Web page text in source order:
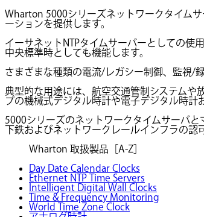
Wharton 5000シリーズネットワークタイム
ーションを提供します。
イーサネットNTPタイムサーバーとしての使
中央標準時としても機能します。
さまざまな種類の電流/レガシー制御、監視/
典型的な用途には、航空交通管制システムや
プの機械式デジタル時計や電子デジタル時計
5000シリーズのネットワークタイムサーバ
下鉄およびネットワークレールインフラの認
Wharton 取扱製品［A-Z］
Day Date Calendar Clocks
Ethernet NTP Time Servers
Intelligent Digital Wall Clocks
Time & Frequency Monitoring
World Time Zone Clock